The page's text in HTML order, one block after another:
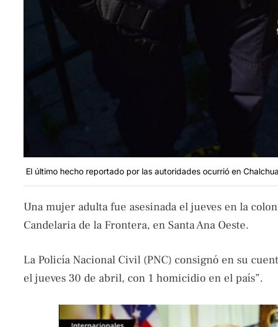
El último hecho reportado por las autoridades ocurrió en
Una mujer adulta fue asesinada el jueves en la
Candelaria de la Frontera, en Santa Ana Oeste.
La Policía Nacional Civil (PNC) consignó en su
el jueves 30 de abril, con 1 homicidio en el país”.